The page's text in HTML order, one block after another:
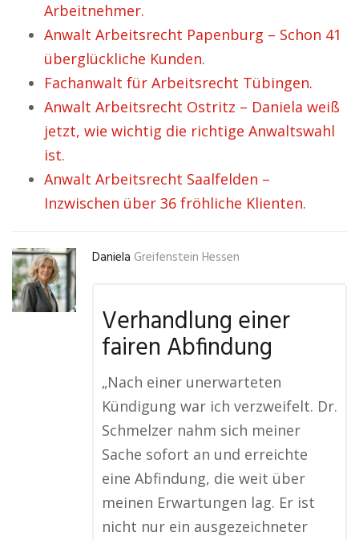
Arbeitnehmer.
Anwalt Arbeitsrecht Papenburg – Schon 41
überglückliche Kunden.
Fachanwalt für Arbeitsrecht Tübingen.
Anwalt Arbeitsrecht Ostritz – Daniela weiß
jetzt, wie wichtig die richtige Anwaltswahl
ist.
Anwalt Arbeitsrecht Saalfelden –
Inzwischen über 36 fröhliche Klienten.
Daniela Greifenstein Hessen
Verhandlung einer
fairen Abfindung
„Nach einer unerwarteten
Kündigung war ich verzweifelt. Dr.
Schmelzer nahm sich meiner
Sache sofort an und erreichte
eine Abfindung, die weit über
meinen Erwartungen lag. Er ist
nicht nur ein ausgezeichneter